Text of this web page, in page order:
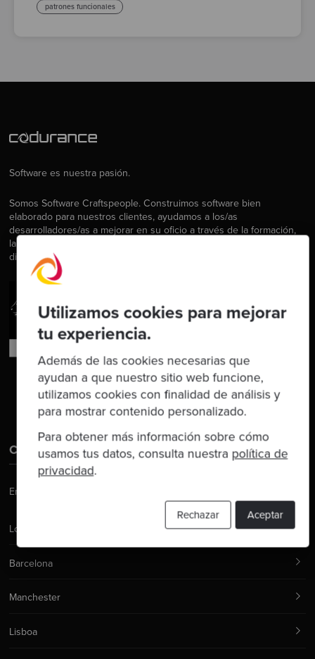
Utilizamos cookies para mejorar
tu experiencia.
Además de las cookies necesarias que
ayudan a que nuestro sitio web funcione,
utilizamos cookies con finalidad de análisis y
para mostrar contenido personalizado.
Para obtener más información sobre cómo
usamos tus datos, consulta nuestra política de
privacidad.
Aceptar
Rechazar
patrones funcionales
Software es nuestra pasión.
Somos Software Craftspeople. Construimos software bien
elaborado para nuestros clientes, ayudamos a los/as
desarrolladores/as a mejorar en su oficio a través de la formación,
la orientación y la tutoría. Ayudamos a las empresas a mejorar en la
distribución de software.
Contáctanos
Email:
Londres
Barcelona
Manchester
Lisboa